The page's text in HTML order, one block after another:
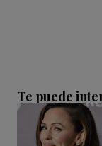
Te puede